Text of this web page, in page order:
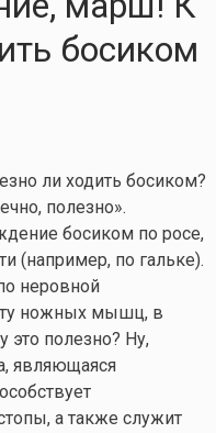
босиком
ли ходить босиком?
полезно».
босиком по росе,
(например, по гальке).
неровной
ножных мышц, в
полезно? Ну,
являющаяся
а также служит